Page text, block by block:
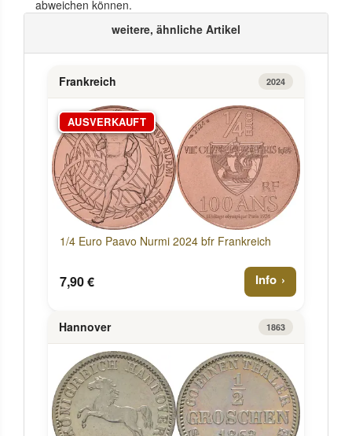
abweichen können.
weitere, ähnliche Artikel
Frankreich 2024
AUSVERKAUFT
1/4 Euro Paavo Nurmi 2024 bfr Frankreich
7,90 € Info
Hannover 1863